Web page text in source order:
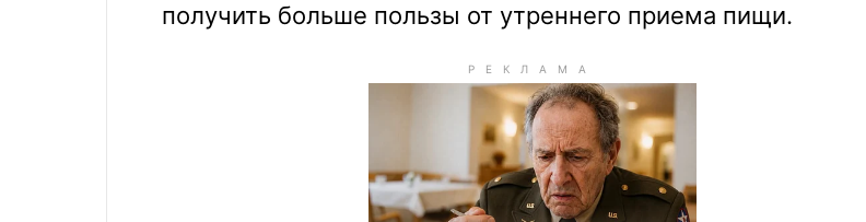
получить больше пользы от утреннего приема пищи.